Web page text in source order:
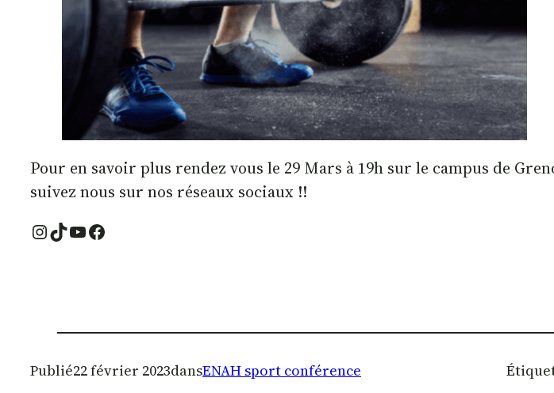
Pour en savoir plus rendez vous le 29 Mars à 19h sur le campus de
suivez nous sur nos réseaux sociaux !!
Instagram
TikTok
YouTube
Facebook
Publié22 février 2023dansENAH sport conférence